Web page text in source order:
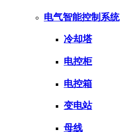
电气智能控制系统
冷却塔
电控柜
电控箱
变电站
母线